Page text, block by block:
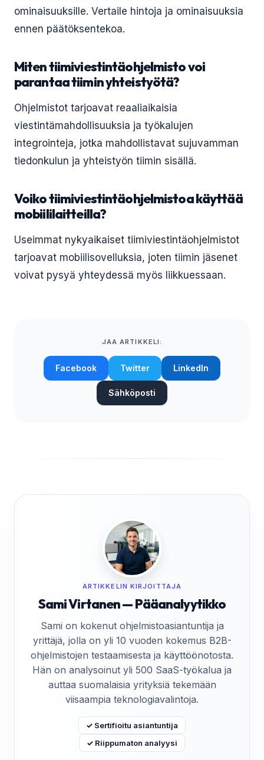
ominaisuuksille. Vertaile hintoja ja ominaisuuksia
ennen päätöksentekoa.
Miten tiimiviestintäohjelmisto voi
parantaa tiimin yhteistyötä?
Ohjelmistot tarjoavat reaaliaikaisia
viestintämahdollisuuksia ja työkalujen
integrointeja, jotka mahdollistavat sujuvamman
tiedonkulun ja yhteistyön tiimin sisällä.
Voiko tiimiviestintäohjelmistoa käyttää
mobiililaitteilla?
Useimmat nykyaikaiset tiimiviestintäohjelmistot
tarjoavat mobiilisovelluksia, joten tiimin jäsenet
voivat pysyä yhteydessä myös liikkuessaan.
JAA ARTIKKELI:
Facebook Twitter LinkedIn
Sähköposti
ARTIKKELIN KIRJOITTAJA
Sami Virtanen — Pääanalyytikko
Sami on kokenut ohjelmistoasiantuntija ja
yrittäjä, jolla on yli 10 vuoden kokemus B2B-
ohjelmistojen testaamisesta ja käyttöönotosta.
Hän on analysoinut yli 500 SaaS-työkalua ja
auttaa suomalaisia yrityksiä tekemään
viisaampia teknologiavalintoja.
✓ Sertifioitu asiantuntija
✓ Riippumaton analyysi